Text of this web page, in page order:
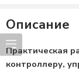
Описание
Практическая
контроллеру,